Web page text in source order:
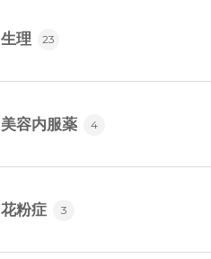
生理 23
美容内服薬 4
花粉症 3